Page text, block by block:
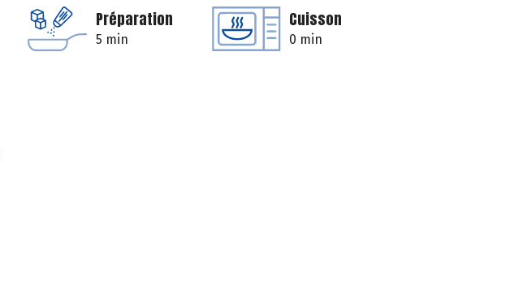
Préparation
5 min
Cuisson
0 min